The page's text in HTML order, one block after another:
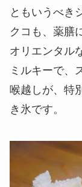
ともいうべき
クコも、薬膳
オリエンタル
ミルキーで、
喉越しが、特
き氷です。